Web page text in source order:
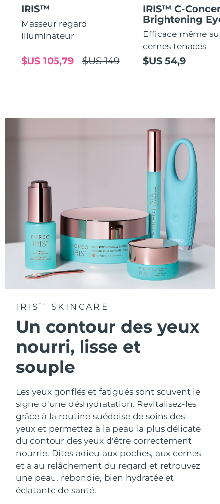
IRIS™
Masseur regard
illuminateur
$US 149
$US 105,79
IRIS™ C-
Brightening
Efficace même
cernes tenaces
$US 54,9
IRISTM SKINCARE
Un contour des yeux
nourri, lisse et
souple
Les yeux gonflés et fatigués sont souvent le
signe d'une déshydratation. Revitalisez-les
grâce à la routine suédoise de soins des
yeux et permettez à la peau la plus délicate
du contour des yeux d'être correctement
nourrie. Dites adieu aux poches, aux cernes
et à au relâchement du regard et retrouvez
une peau, rebondie, bien hydratée et
éclatante de santé.